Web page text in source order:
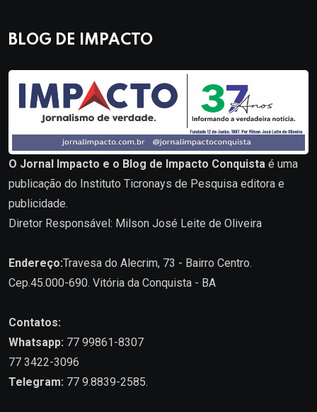
BLOG DE IMPACTO
O Jornal Impacto e o Blog de Impacto Conquista é uma
publicação do Instituto Ticronays de Pesquisa editora e
publicidade.
Diretor Responsável: Milson José Leite de Oliveira
Endereço:Travesa do Alecrim, 73 - Bairro Centro.
Cep.45.000-690. Vitória da Conquista - BA
Contatos:
Whatsapp: 77 99861-8307
77 3422-3096
Telegram: 77 9.8839-2585.